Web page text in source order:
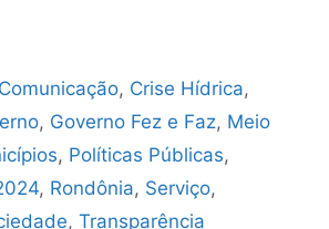
Comunicação, Crise Hídrica,
, Governo Fez e Faz, Meio
, Políticas Públicas,
, Rondônia, Serviço,
, Transparência